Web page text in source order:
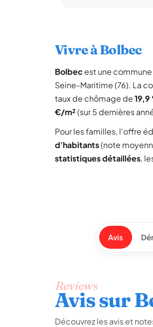
Vivre à Bolbec
Bolbec est une
Seine-Maritime (76). La
taux de chômage de19,9
€/m²(sur 5 dernières
Pour les familles, l'offre
d'habitants(note
statistiques détaillées,
Avis
Reviews
Avis sur
Découvrez les avis et